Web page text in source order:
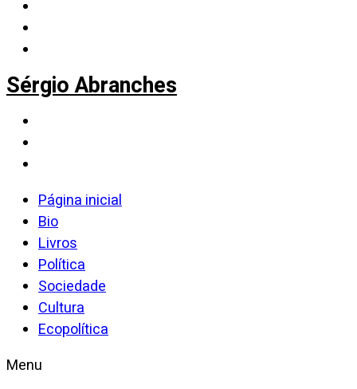
Sérgio Abranches
Página inicial
Bio
Livros
Política
Sociedade
Cultura
Ecopolítica
Menu